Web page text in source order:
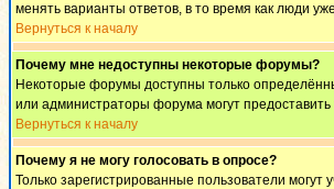
менять варианты ответов, в то время как люди
Вернуться к началу
Почему мне недоступны некоторые форумы?
Некоторые форумы доступны только
или администраторы форума могут
Вернуться к началу
Почему я не могу голосовать в опросе?
Только зарегистрированные пользователи могут